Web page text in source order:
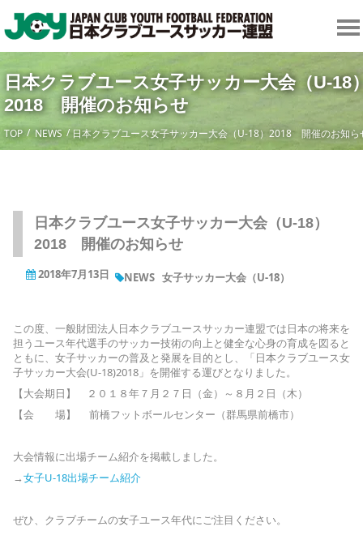
日本クラブユース女子サッカー大会（U-18
2018 開催のお知らせ
TOP NEWS 日本クラブユース女子サッカー大会（U-18）2018 開催のお知ら
日本クラブユース女子サッカー大会（U-18）
2018 開催のお知らせ
2018年7月13日 NEWS 女子サッカー大会（U-18）
この度、一般財団法人日本クラブユースサッカー連盟では日本の将来を
担うユース年代選手のサッカー技術の向上と健全な心身の育成を図ると
ともに、女子サッカーの普及と発展を目的とし、「日本クラブユース女
子サッカー大会(U-18)2018」を開催する運びとなりました。
【大会期日】 ２０１８年７月２７日（金）～８月２日（木）
【会 場】 前橋フットボールセンター（群馬県前橋市）
大会情報に出場チーム紹介を掲載しました。
→女子U-18出場チーム紹介
ぜひ、クラブチームの女子ユース年代にご注目ください。